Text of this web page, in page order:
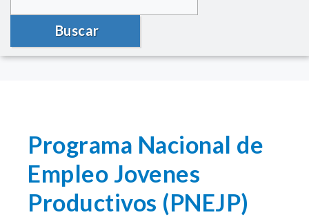
Buscar
Programa Nacional de
Empleo Jovenes
Productivos (PNEJP)